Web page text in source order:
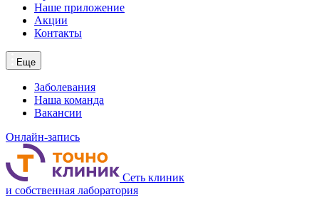
Наше приложение
Акции
Контакты
Еще
Заболевания
Наша команда
Вакансии
Онлайн-запись
Сеть клиник
и собственная лаборатория